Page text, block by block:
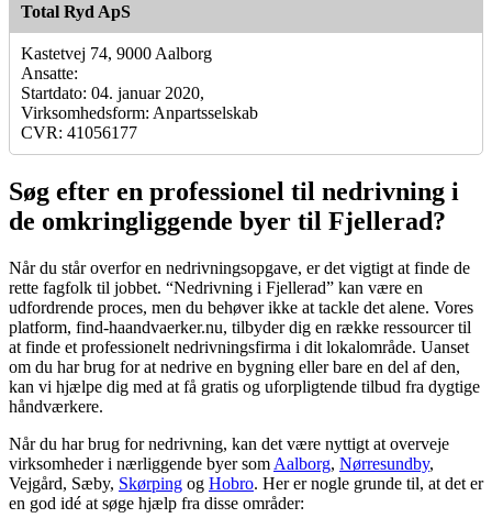
Total Ryd ApS
Kastetvej 74, 9000 Aalborg
Ansatte:
Startdato: 04. januar 2020,
Virksomhedsform: Anpartsselskab
CVR: 41056177
Søg efter en professionel til nedrivning i
de omkringliggende byer til Fjellerad?
Når du står overfor en nedrivningsopgave, er det vigtigt at finde de
rette fagfolk til jobbet. “Nedrivning i Fjellerad” kan være en
udfordrende proces, men du behøver ikke at tackle det alene. Vores
platform, find-haandvaerker.nu, tilbyder dig en række ressourcer til
at finde et professionelt nedrivningsfirma i dit lokalområde. Uanset
om du har brug for at nedrive en bygning eller bare en del af den,
kan vi hjælpe dig med at få gratis og uforpligtende tilbud fra dygtige
håndværkere.
Når du har brug for nedrivning, kan det være nyttigt at overveje
virksomheder i nærliggende byer som Aalborg, Nørresundby,
Vejgård, Sæby, Skørping og Hobro. Her er nogle grunde til, at det er
en god idé at søge hjælp fra disse områder: